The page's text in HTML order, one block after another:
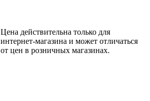
Цена действительна только для
интернет-магазина и может отличаться
от цен в розничных магазинах.